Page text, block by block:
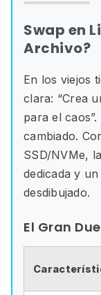
Swap en
Archivo?
En los viejos
clara: “Crea
para el
cambiado.
SSD/NVMe,
dedicada y
desdibujado.
El Gran